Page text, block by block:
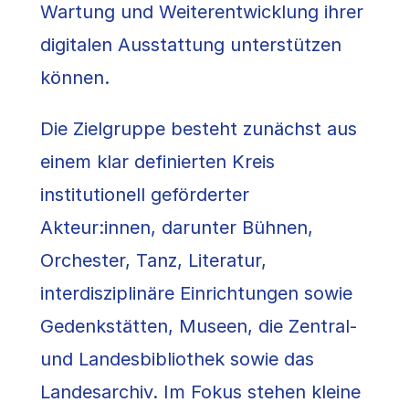
Wartung und Weiterentwicklung ihrer
digitalen Ausstattung unterstützen
können.
Die Zielgruppe besteht zunächst aus
einem klar definierten Kreis
institutionell geförderter
Akteur:innen, darunter Bühnen,
Orchester, Tanz, Literatur,
interdisziplinäre Einrichtungen sowie
Gedenkstätten, Museen, die Zentral-
und Landesbibliothek sowie das
Landesarchiv. Im Fokus stehen kleine